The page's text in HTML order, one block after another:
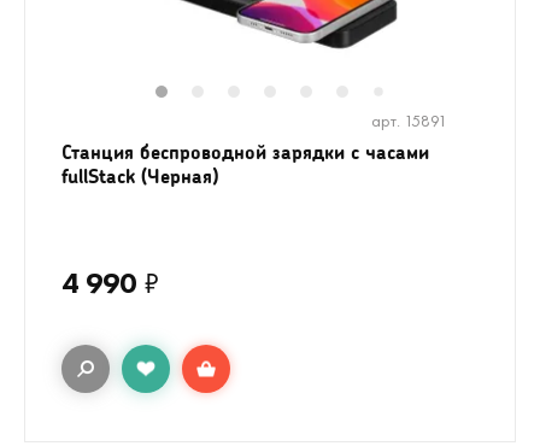
арт. 15891
Станция беспроводной зарядки с часами
fullStack (Черная)
4 990 ₽